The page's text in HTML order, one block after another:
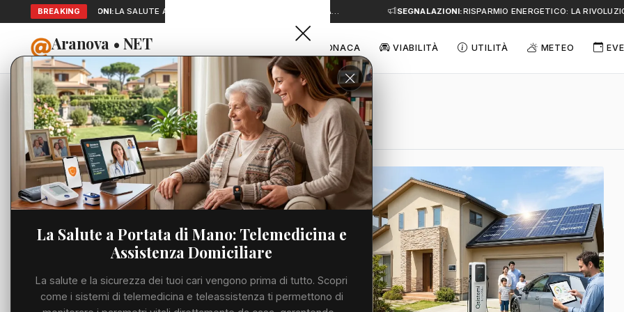
BREAKING
SEGNALAZIONI:LA SALUTE A PORTATA DI MANO: TELEMEDICINA E A… SEGNALAZIONI:RISPARMIO ENERGETICO: LA
Aranova • NET
PORTALE UTILE AL TERRITORIO
CRONACA VIABILITÀ UTILITÀ METEO
Home
Cronaca
Viabilità
Utilità
Meteo
Eventi
Segnalazioni
4 articoli pubblicati
La Salute a Portata di Mano: Telemedicina e
Assistenza Domiciliare
La salute e la sicurezza dei tuoi cari vengono prima di tutto. Scopri
come i sistemi di telemedicina e teleassistenza ti permettono di